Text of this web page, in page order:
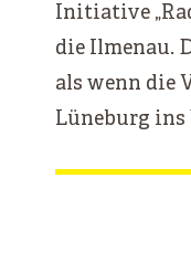
Initiative
die Ilmenau.
als wenn die
Lüneburg ins